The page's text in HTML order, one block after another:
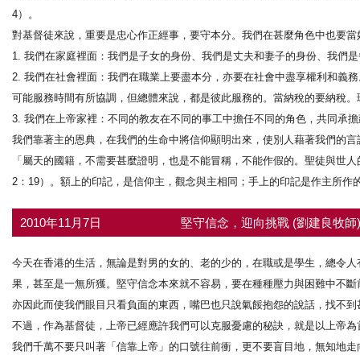
4）。
對基督徒來說，重要是忠心作正經事，要守本分。我們在甚麼角色中也要當
1. 我們在家庭裡面：我們是子女的身份、我們是丈夫和妻子的身份、我
2. 我們在社會裡面：我們在職業上要盡本分，亦要在社會中盡享權利和義
可能服務時間有所協調，但總體來說，都是彼此服務的。當納稅的要納稅
3. 我們在上帝家裡：不同的教友在不同的事工中擔任不同的角色，共同承
我們靠著主的恩典，在我們的生命中將信仰顯明出來，使別人藉著我們的
「屬天的國籍，不需要甚麼證明，也是不能冒稱，不能作假的。聖徒與世
2：19）。額上的印記，是信仰主，觀念與主相同；手上的印記是作主所作
2010年11月7日 堅守信念，迎向挑戰 (劉建良牧
今天在香港的生活，無論是對男的女的、老的少的，在職或是學生，總令
果，甚至是一無所獲。堅守信念本來就不容易，要在種種壓力與困難中不
亦因此而使我們眼目只看負面的東西，嘴巴也只說氣餒抱怨的說話，找不
不過，作為基督徒，上帝已經應許我們可以克服憂慮的秘訣，就是以上帝
我們千萬不要只叫著「信靠上帝」的口號往前衝，更不要盲目地，無知地